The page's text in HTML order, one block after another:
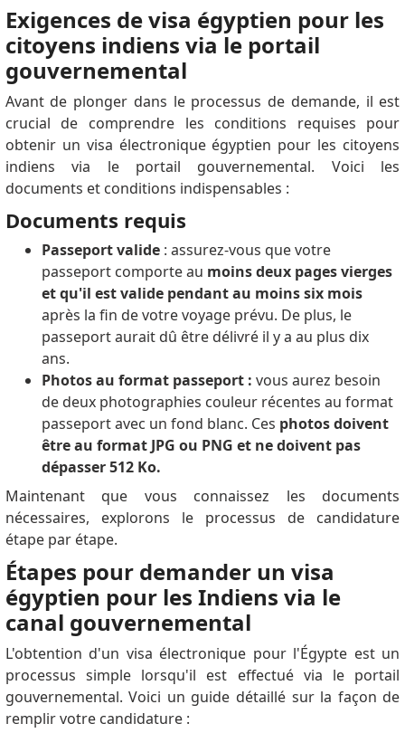
Exigences de visa égyptien pour les
citoyens indiens via le portail
gouvernemental
Avant de plonger dans le processus de demande, il est
crucial de comprendre les conditions requises pour
obtenir un visa électronique égyptien pour les citoyens
indiens via le portail gouvernemental. Voici les
documents et conditions indispensables :
Documents requis
Passeport valide: assurez-vous que votre
passeport comporte au moins deux pages vierges
et qu'il est valide pendant au moins six mois
après la fin de votre voyage prévu. De plus, le
passeport aurait dû être délivré il y a au plus dix
ans.
Photos au format passeport : vous aurez besoin
de deux photographies couleur récentes au format
passeport avec un fond blanc. Ces photos doivent
être au format JPG ou PNG et ne doivent pas
dépasser 512 Ko.
Maintenant que vous connaissez les documents
nécessaires, explorons le processus de candidature
étape par étape.
Étapes pour demander un visa
égyptien pour les Indiens via le
canal gouvernemental
L'obtention d'un visa électronique pour l'Égypte est un
processus simple lorsqu'il est effectué via le portail
gouvernemental.Voici un guide détaillé sur la façon de
remplir votre candidature :